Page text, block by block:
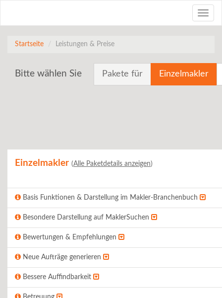
Toggle
Startseite Leistungen & Preise
Bitte wählen Sie Pakete für Einzelmakler
Einzelmakler (Alle Paketdetails anzeigen)
Basis Funktionen & Darstellung im Makler-Branchenbuch
Besondere Darstellung auf MaklerSuchen
Bewertungen & Empfehlungen
Neue Aufträge generieren
Bessere Auffindbarkeit